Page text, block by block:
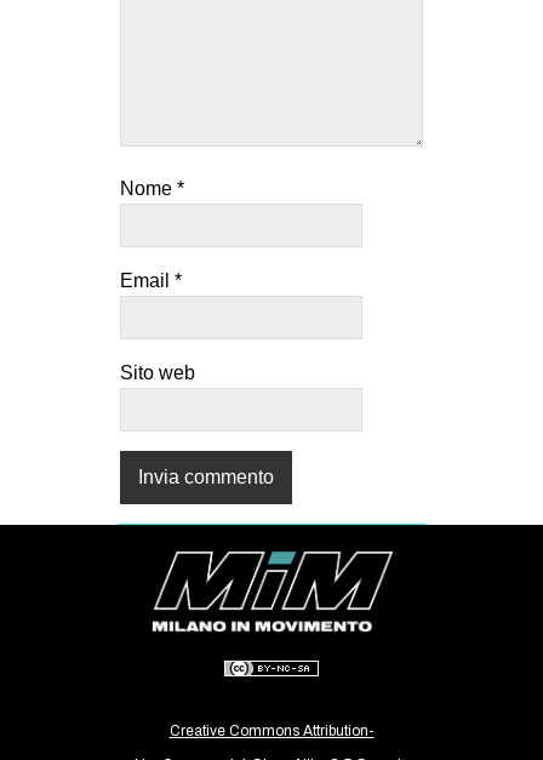
Nome *
Email *
Sito web
Creative Commons Attribution-